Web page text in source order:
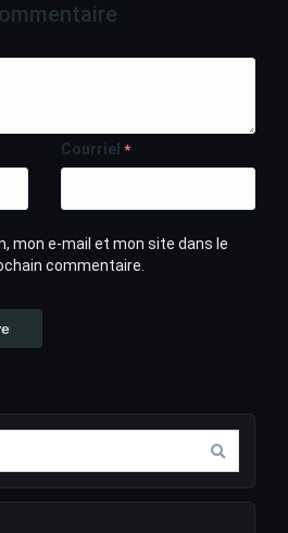
Courriel *
mon e-mail et mon site dans le
commentaire.